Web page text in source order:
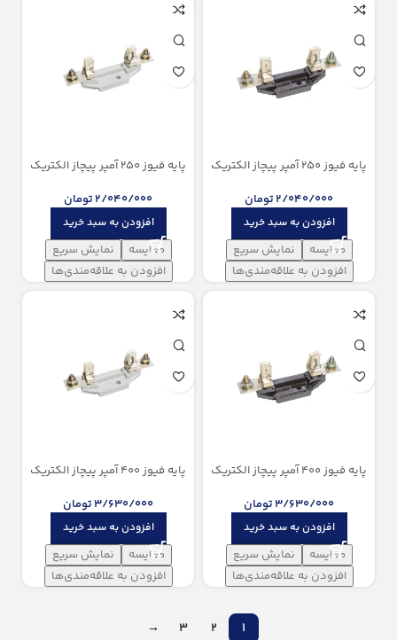
پایه فیوز 250 آمپر پیچاز الکتریک
2/040/000تومان
افزودن به سبد خرید
مقایسه
نمایش سریع
افزودن به علاقه‌مندی‌ها
پایه فیوز 250 آمپر پیچاز الکتریک
2/040/000تومان
افزودن به سبد خرید
مقایسه
نمایش سریع
افزودن به علاقه‌مندی‌ها
پایه فیوز 400 آمپر پیچاز الکتریک
3/630/000تومان
افزودن به سبد خرید
مقایسه
نمایش سریع
افزودن به علاقه‌مندی‌ها
پایه فیوز 400 آمپر پیچاز الکتریک
3/630/000تومان
افزودن به سبد خرید
مقایسه
نمایش سریع
افزودن به علاقه‌مندی‌ها
1
2
3
→